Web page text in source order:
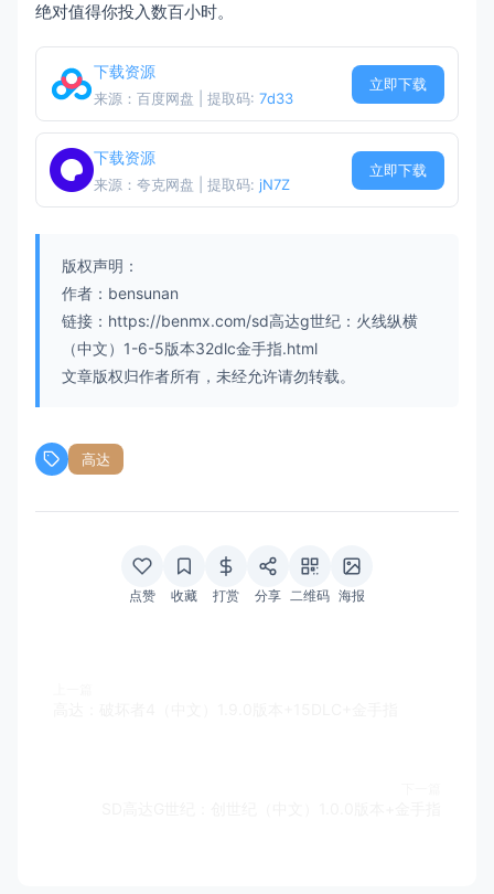
绝对值得你投入数百小时。
下载资源
来源：百度网盘 | 提取码: 7d33
立即下载
下载资源
来源：夸克网盘 | 提取码: jN7Z
立即下载
版权声明：
作者：bensunan
链接：https://benmx.com/sd高达g世纪：火线纵横
（中文）1-6-5版本32dlc金手指.html
文章版权归作者所有，未经允许请勿转载。
高达
点赞 收藏 打赏 分享 二维码 海报